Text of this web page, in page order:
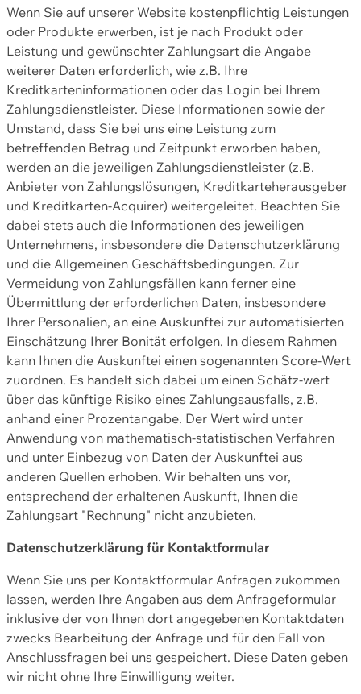
Wenn Sie auf unserer Website kostenpflichtig Leistungen
oder Produkte erwerben, ist je nach Produkt oder
Leistung und gewünschter Zahlungsart die Angabe
weiterer Daten erforderlich, wie z.B. Ihre
Kreditkarteninformationen oder das Login bei Ihrem
Zahlungsdienstleister. Diese Informationen sowie der
Umstand, dass Sie bei uns eine Leistung zum
betreffenden Betrag und Zeitpunkt erworben haben,
werden an die jeweiligen Zahlungsdienstleister (z.B.
Anbieter von Zahlungslösungen, Kreditkarteherausgeber
und Kreditkarten-Acquirer) weitergeleitet. Beachten Sie
dabei stets auch die Informationen des jeweiligen
Unternehmens, insbesondere die Datenschutzerklärung
und die Allgemeinen Geschäftsbedingungen. Zur
Vermeidung von Zahlungsfällen kann ferner eine
Übermittlung der erforderlichen Daten, insbesondere
Ihrer Personalien, an eine Auskunftei zur automatisierten
Einschätzung Ihrer Bonität erfolgen. In diesem Rahmen
kann Ihnen die Auskunftei einen sogenannten Score-Wert
zuordnen. Es handelt sich dabei um einen Schätz-wert
über das künftige Risiko eines Zahlungsausfalls, z.B.
anhand einer Prozentangabe. Der Wert wird unter
Anwendung von mathematisch-statistischen Verfahren
und unter Einbezug von Daten der Auskunftei aus
anderen Quellen erhoben. Wir behalten uns vor,
entsprechend der erhaltenen Auskunft, Ihnen die
Zahlungsart "Rechnung" nicht anzubieten.
Datenschutzerklärung für Kontaktformular
Wenn Sie uns per Kontaktformular Anfragen zukommen
lassen, werden Ihre Angaben aus dem Anfrageformular
inklusive der von Ihnen dort angegebenen Kontaktdaten
zwecks Bearbeitung der Anfrage und für den Fall von
Anschlussfragen bei uns gespeichert. Diese Daten geben
wir nicht ohne Ihre Einwilligung weiter.